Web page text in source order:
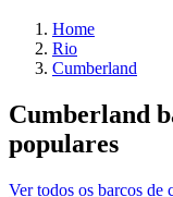
Home
Rio
Cumberland
Cumberland
populares
Ver todos os barcos de